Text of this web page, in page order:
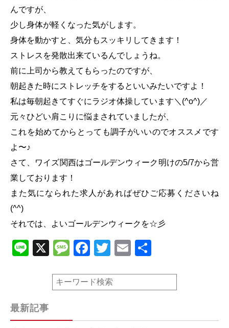
んですが、
少し身体が軽くなった気がします。
身体を動かすと、気分もスッキリしてきます！
ストレスを発散出来ているんでしょうね。
前に上司から教えてもらったのですが、
朝起きた時にストレッチをするといいみたいですよ！
私は毎朝起きてすぐにラジオ体操しています＼(^o^)／
元々ひどい肩こりに悩まされていましたが、
これを始めてからとっても調子がいいのでオススメです
よ〜♪
さて、ワイズ関西はゴールデンウィーク明けの5/7から営
業しております！
また気になられた求人があればぜひご応募くださいね
(^^)
それでは、よいゴールデンウィークを☆彡
Line
X Message
Facebook
Twitter
Email
最新記事